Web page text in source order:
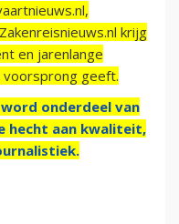
krijg
en jarenlange
geeft.
onderdeel van
hecht aan kwaliteit,